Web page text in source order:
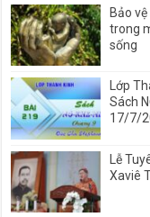
Bảo
trong
sống
Lớp
Sách
17/7/
Lễ
Xaviê